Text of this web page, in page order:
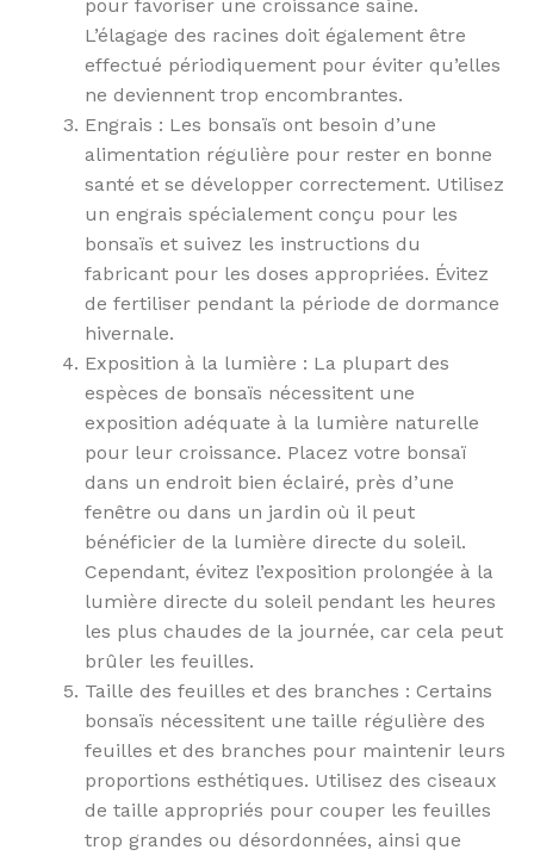
pour favoriser une croissance saine.
L’élagage des racines doit également être
effectué périodiquement pour éviter qu’elles
ne deviennent trop encombrantes.
Engrais : Les bonsaïs ont besoin d’une
alimentation régulière pour rester en bonne
santé et se développer correctement. Utilisez
un engrais spécialement conçu pour les
bonsaïs et suivez les instructions du
fabricant pour les doses appropriées. Évitez
de fertiliser pendant la période de dormance
hivernale.
Exposition à la lumière : La plupart des
espèces de bonsaïs nécessitent une
exposition adéquate à la lumière naturelle
pour leur croissance. Placez votre bonsaï
dans un endroit bien éclairé, près d’une
fenêtre ou dans un jardin où il peut
bénéficier de la lumière directe du soleil.
Cependant, évitez l’exposition prolongée à la
lumière directe du soleil pendant les heures
les plus chaudes de la journée, car cela peut
brûler les feuilles.
Taille des feuilles et des branches : Certains
bonsaïs nécessitent une taille régulière des
feuilles et des branches pour maintenir leurs
proportions esthétiques. Utilisez des ciseaux
de taille appropriés pour couper les feuilles
trop grandes ou désordonnées, ainsi que